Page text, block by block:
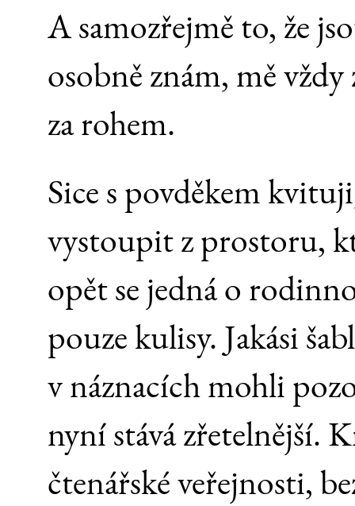
A samozřejmě to, že
osobně znám, mě
za rohem.
Sice s povděkem
vystoupit z prostoru,
opět se jedná o
pouze kulisy. Jakási
v náznacích mohli
nyní stává zřetelnější.
čtenářské veřejnosti,